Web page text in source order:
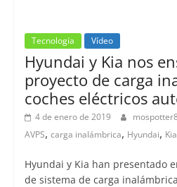
Tecnología Vídeo
Hyundai y Kia nos
proyecto de carga
coches eléctricos
4 de enero de 2019
AVPS, carga inalámbrica, Hyundai, Kia
Hyundai y Kia han presentado
de sistema de carga